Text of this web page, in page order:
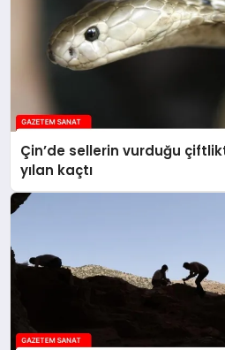
Çin’de sellerin vurduğu
yılan kaçtı